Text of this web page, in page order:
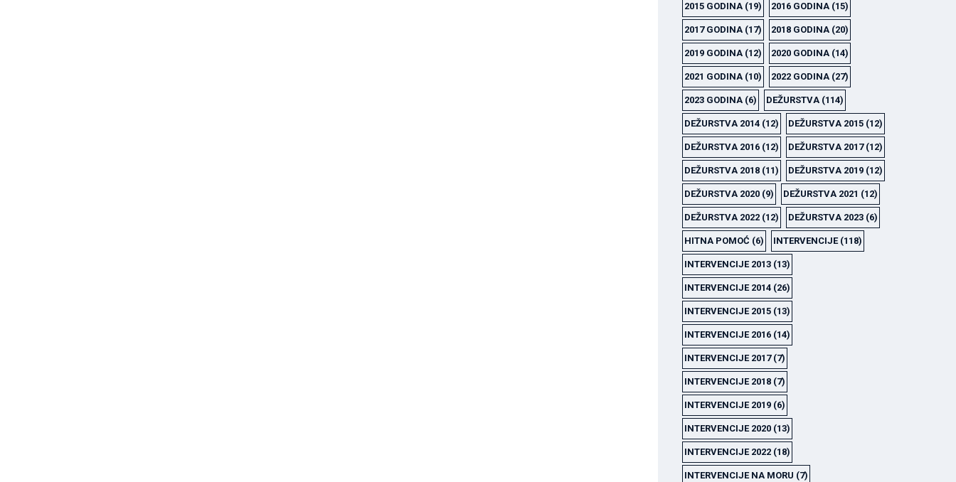
2015 GODINA(19) 2016 GODINA(15)
2017 GODINA(17) 2018 GODINA(20)
2019 GODINA(12) 2020 GODINA(14)
2021 GODINA(10) 2022 GODINA(27)
2023 GODINA(6) DEŽURSTVA(114)
DEŽURSTVA 2014(12) DEŽURSTVA 2015(12)
DEŽURSTVA 2016(12) DEŽURSTVA 2017(12)
DEŽURSTVA 2018(11) DEŽURSTVA 2019(12)
DEŽURSTVA 2020(9) DEŽURSTVA 2021 (12)
DEŽURSTVA 2022(12) DEŽURSTVA 2023(6)
HITNA POMOĆ (6) INTERVENCIJE(118)
INTERVENCIJE 2013(13)
INTERVENCIJE 2014(26)
INTERVENCIJE 2015(13)
INTERVENCIJE 2016(14)
INTERVENCIJE 2017(7)
INTERVENCIJE 2018(7)
INTERVENCIJE 2019(6)
INTERVENCIJE 2020(13)
INTERVENCIJE 2022(18)
INTERVENCIJE NA MORU (7)